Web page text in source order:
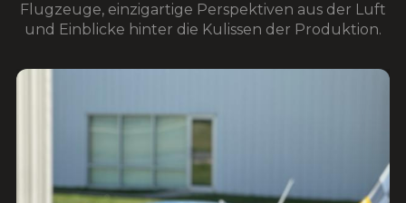
Flugzeuge, einzigartige Perspektiven aus der Luft
und Einblicke hinter die Kulissen der Produktion.